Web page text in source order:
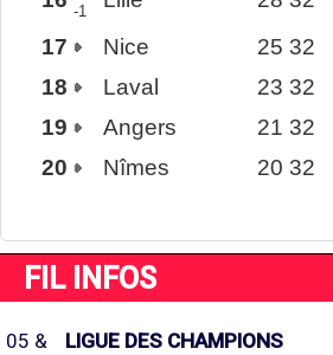
-1
17
Nice 25 32
18
Laval 23 32
19
Angers 21 32
20
Nîmes 20 32
FIL INFOS
05 &
LIGUE DES CHAMPIONS